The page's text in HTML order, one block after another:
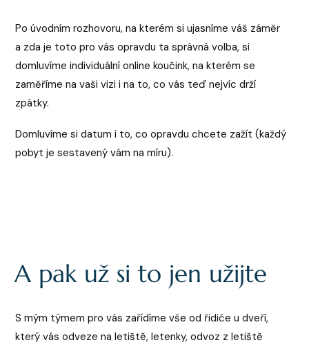
Po úvodním rozhovoru, na kterém si ujasníme váš záměr
a zda je toto pro vás opravdu ta správná volba, si
domluvíme individuální online koučink, na kterém se
zaměříme na vaši vizi i na to, co vás teď nejvíc drží
zpátky.
Domluvíme si datum i to, co opravdu chcete zažít (každý
pobyt je sestavený vám na míru).
A pak už si to jen užijte
S mým týmem pro vás zařídíme vše od řidiče u dveří,
který vás odveze na letiště, letenky, odvoz z letiště